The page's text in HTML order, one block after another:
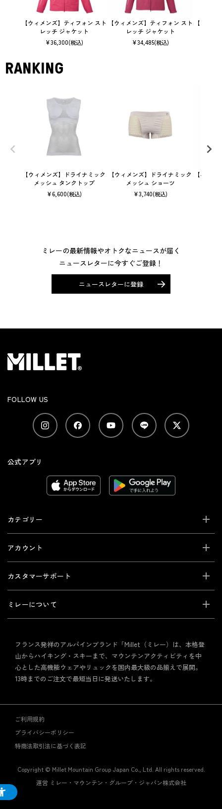
【ウィメンズ】ティフォン スト
レッチ ジャケット
¥36,300(税込)
【ウィメンズ】ティフォン スト
レッチ ジャケット
¥34,485(税込)
【ウィ
RANKING
【ウィメンズ】ドライナミック
メッシュ タンクトップ
¥6,600(税込)
【ウィメンズ】ドライナミック
メッシュ ショーツ
¥3,740(税込)
【ユニ
ミレーの最新情報やオトクなニュースが届く
ニュースレターに今すぐご登録！
ニュースレターに登録
FOLLOW US
公式アプリ
カテゴリー
アカウント
カスタマーサポート
ミレーについて
フランス発祥のアルパインブランド「Millet（ミレー）は、本格登
山からハイキング・スキーまで、マウンテンアクティビティを中
心とした高機能ウェアやリュックを国内最大級の品揃えで展開。
13時までのご注文で最短当日に発送いたします。
ご利用規約
プライバシーポリシー
特商法取引法に基づく表記
Copyright © Millet Mountain Group Japan Co., Ltd. All rights reserved.
運営 ミレー・マウンテン・グループ・ジャパン株式会社